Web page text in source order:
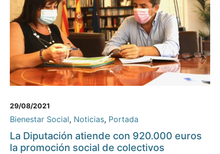
29/08/2021
Bienestar Social, Noticias, Portada
La Diputación atiende con 920.000 euros
la promoción social de colectivos